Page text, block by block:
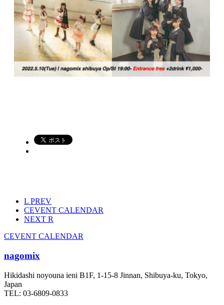
L PREV
CEVENT CALENDAR
NEXT R
CEVENT CALENDAR
nagomix
Hikidashi noyouna ieni B1F, 1-15-8 Jinnan, Shibuya-ku, Tokyo,
Japan
TEL: 03-6809-0833